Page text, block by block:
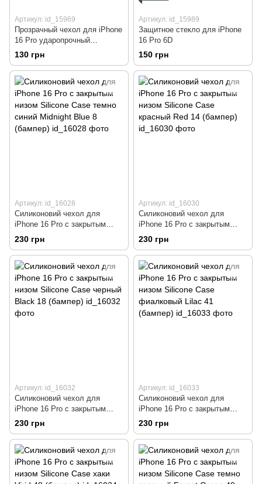
Артикул: id_15969
Прозрачный чехол для iPhone
16 Pro ударопрочный
силиконовый Shockproof
(бампер)
130 грн
Артикул: id_15989
Защитное стекло для iPhone
16 Pro 6D
150 грн
Артикул: id_16028
Силиконовий чехол для
iPhone 16 Pro с закрытым
низом Silicone Case темно
синий Midnight Blue 8 (бампер)
230 грн
Артикул: id_16030
Силиконовий чехол для
iPhone 16 Pro с закрытым
низом Silicone Case красный
Red 14 (бампер)
230 грн
Артикул: id_16032
Силиконовий чехол для
iPhone 16 Pro с закрытым
низом Silicone Case черный
Black 18 (бампер)
230 грн
Артикул: id_16033
Силиконовий чехол для
iPhone 16 Pro с закрытым
низом Silicone Case
фиалковый Lilac 41 (бампер)
230 грн